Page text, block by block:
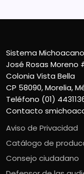
Sistema
José Rosas Moreno
Colonia Vista Bella
CP 58090, Morelia,
Teléfono (01)
Contacto
Aviso de Privacidad
Catálogo de
Consejo ciudadano